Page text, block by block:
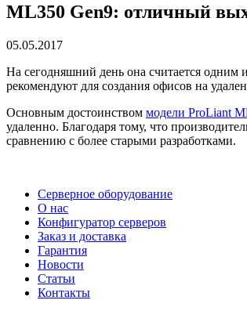
ML350 Gen9: отличный
05.05.2017
На сегодняшний день она считается
рекомендуют для создания офисов на
Основным достоинством модели ProLiant
удаленно. Благодаря тому, что
сравнению с более старыми разработками.
Серверное оборудование
О нас
Конфигуратор серверов
Заказ и доставка
Гарантия
Новости
Статьи
Контакты